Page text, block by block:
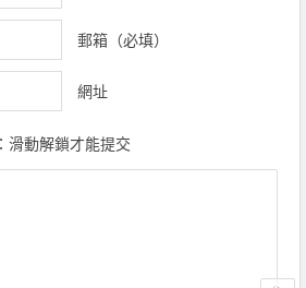
郵箱（必填）
網址
滑動解鎖才能提交